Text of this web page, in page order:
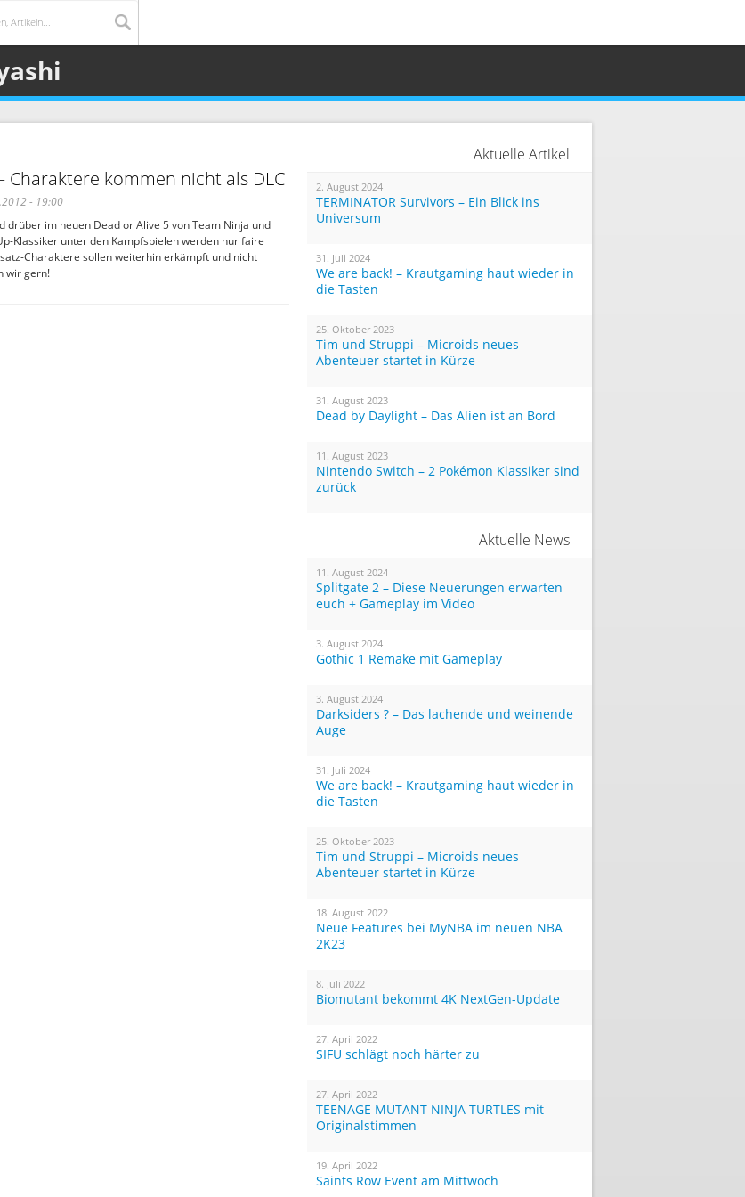
Charaktere kommen nicht als DLC
- 19:00
drüber im neuen Dead or Alive 5 von Team Ninja und
Klassiker unter den Kampfspielen werden nur faire
Charaktere sollen weiterhin erkämpft und nicht
wir gern!
Aktuelle Artikel
2. August 2024
TERMINATOR Survivors – Ein Blick ins
Universum
31. Juli 2024
We are back! – Krautgaming haut wieder in
die Tasten
25. Oktober 2023
Tim und Struppi – Microids neues
Abenteuer startet in Kürze
31. August 2023
Dead by Daylight – Das Alien ist an Bord
11. August 2023
Nintendo Switch – 2 Pokémon Klassiker sind
zurück
Aktuelle News
11. August 2024
Splitgate 2 – Diese Neuerungen erwarten
euch + Gameplay im Video
3. August 2024
Gothic 1 Remake mit Gameplay
3. August 2024
Darksiders ? – Das lachende und weinende
Auge
31. Juli 2024
We are back! – Krautgaming haut wieder in
die Tasten
25. Oktober 2023
Tim und Struppi – Microids neues
Abenteuer startet in Kürze
18. August 2022
Neue Features bei MyNBA im neuen NBA
2K23
8. Juli 2022
Biomutant bekommt 4K NextGen-Update
27. April 2022
SIFU schlägt noch härter zu
27. April 2022
TEENAGE MUTANT NINJA TURTLES mit
Originalstimmen
19. April 2022
Saints Row Event am Mittwoch